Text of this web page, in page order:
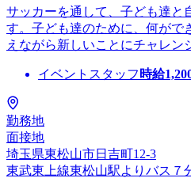
サッカーを通して、子ども達と
す。子ども達のために、何がで
えながら新しいことにチャレン
イベントスタッフ 時給
勤務地
面接地
埼玉県東松山市日吉町12-3
東武東上線東松山駅よりバス７